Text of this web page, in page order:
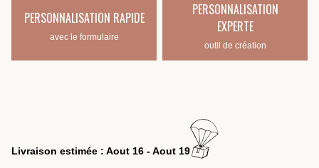
PERSONNALISATION RAPIDE
avec le formulaire
PERSONNALISATION
EXPERTE
outil de création
Livraison estimée : Aout 16 - Aout 19